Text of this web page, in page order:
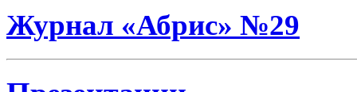
Журнал «Абрис» №29